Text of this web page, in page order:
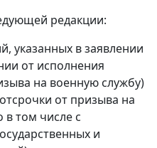
редакции:
указанных в заявлении
от исполнения
на военную службу)
от призыва на
в том числе с
и